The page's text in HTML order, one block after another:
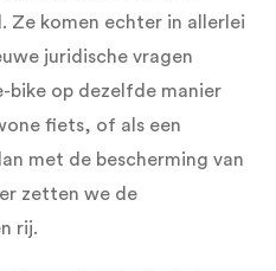
Ze komen echter in allerlei
juridische vragen
bike op dezelfde manier
fiets, of als een
met de bescherming van
zetten we de
rij.